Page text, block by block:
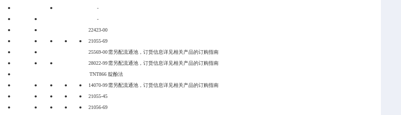
● ●
-
● ●
-
● ●
22423-00
● ● ● ● ●
21055-69
● ● 25569-00 需另配流通池，订货信息详见相关产品的订购指南
● ● ● 28022-99 需另配流通池，订货信息详见相关产品的订购指南
● TNT866 靛酚法
● ● ● ● ● 14070-99 需另配流通池，订货信息详见相关产品的订购指南
● ● ● ● ●
21055-45
● ● ● ● ●
21056-69